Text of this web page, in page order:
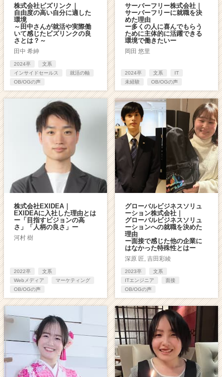
株式会社ビズリンク｜
自由度の高い自分に適した
環境
～田中さんが就活や実際働
いて感じたビズリンクの良
さとは？～
田中 希紳
2024卒
文系
インサイドセールス
就活の軸
OB/OGの声
サーバーフリー株式会社｜
サーバーフリーに就職を決
めた理由
ー多くの人に喜んでもらう
ために主体的に活躍できる
環境で働きたいー
岡田 悠里
2024卒 文系
IT
未経験
OB/OGの声
株式会社EXIDEA｜
EXIDEAに入社した理由とは
ー「目指すビジョンの高
さ」「人柄の良さ」ー
河村 樹
2022卒
文系
Webメディア
マーケティング
OB/OGの声
グローバルビジネスソリュ
ーション株式会社｜
グローバルビジネスソリュ
ーションへの就職を決めた
理由
ー面接で感じた他の企業に
はなかった特殊性とはー
深原 匠, 吉田彩綾
2023卒
文系
ITエンジニア
面接
OB/OGの声